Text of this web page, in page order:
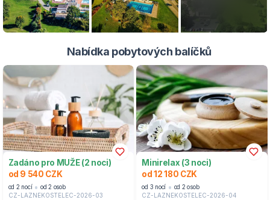
Nabídka pobytových balíčků
Zadáno pro MUŽE (2 noci)
od 9 540 CZK
od 2 nocí
od 2 osob
CZ-LAZNEKOSTELEC-2026-03
Minirelax (3 noci)
od 12 180 CZK
od 3 nocí
od 2 osob
CZ-LAZNEKOSTELEC-2026-04